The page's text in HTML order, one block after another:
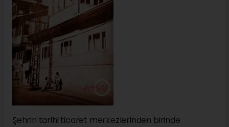
Şehrin tarihi ticaret merkezlerinden birinde